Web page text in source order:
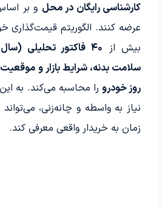
کارشناسی رایگان در محل و بر
عرضه کنند. الگوریتم قیمت‌گذاری
بیش از
۴۰ فاکتور تحلیلی
سلامت بدنه، شرایط بازار و
روز خودرورا محاسبه می‌کند. به
نیاز به واسطه و چانه‌زنی،
زمان به خریدار واقعی معرفی کند.